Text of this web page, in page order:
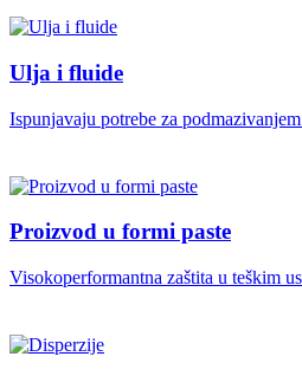
Ulja i fluide
Ispunjavaju potrebe za
Proizvod u formi paste
Visokoperformantna zaštita u teškim